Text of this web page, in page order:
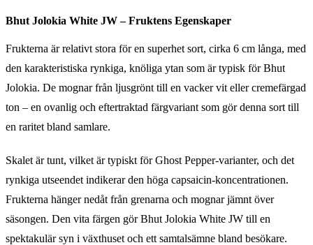
Bhut Jolokia White JW – Fruktens Egenskaper
Frukterna är relativt stora för en superhet sort, cirka 6 cm långa, med
den karakteristiska rynkiga, knöliga ytan som är typisk för Bhut
Jolokia. De mognar från ljusgrönt till en vacker vit eller cremefärgad
ton – en ovanlig och eftertraktad färgvariant som gör denna sort till
en raritet bland samlare.
Skalet är tunt, vilket är typiskt för Ghost Pepper-varianter, och det
rynkiga utseendet indikerar den höga capsaicin-koncentrationen.
Frukterna hänger nedåt från grenarna och mognar jämnt över
säsongen. Den vita färgen gör Bhut Jolokia White JW till en
spektakulär syn i växthuset och ett samtalsämne bland besökare.